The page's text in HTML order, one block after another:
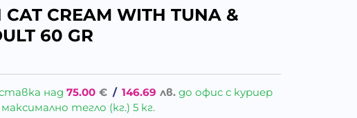
CAT CREAM WITH TUNA &
60 GR
над75.00 € / 146.69 лв. до офис с куриер
тегло (кг.) 5 кг.